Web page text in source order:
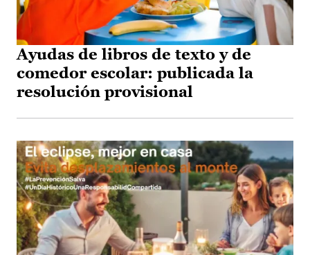
Ayudas de libros de texto y de
comedor escolar: publicada la
resolución provisional